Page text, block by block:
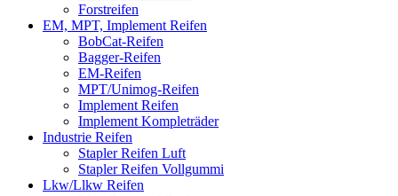
Forstreifen
EM, MPT, Implement Reifen
BobCat-Reifen
Bagger-Reifen
EM-Reifen
MPT/Unimog-Reifen
Implement Reifen
Implement Kompleträder
Industrie Reifen
Stapler Reifen Luft
Stapler Reifen Vollgummi
Lkw/Llkw Reifen